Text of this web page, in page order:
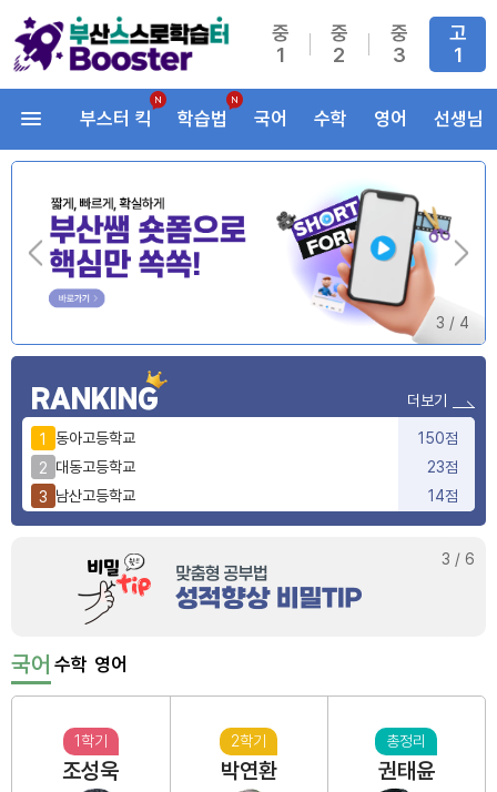
중
1
중
2
중
3
고
1
부스터 킥 학습법 국어 수학 영어 선생님
3 / 4
RANKING 더보기
1 동아고등학교
150점
2 대동고등학교
23점
3 남산고등학교
14점
4 사상고등학교
9점
부산동여자고등학교 6점
3 / 6
국어 수학 영어
1학기
조성욱
2학기
박연환
총정리
권태윤